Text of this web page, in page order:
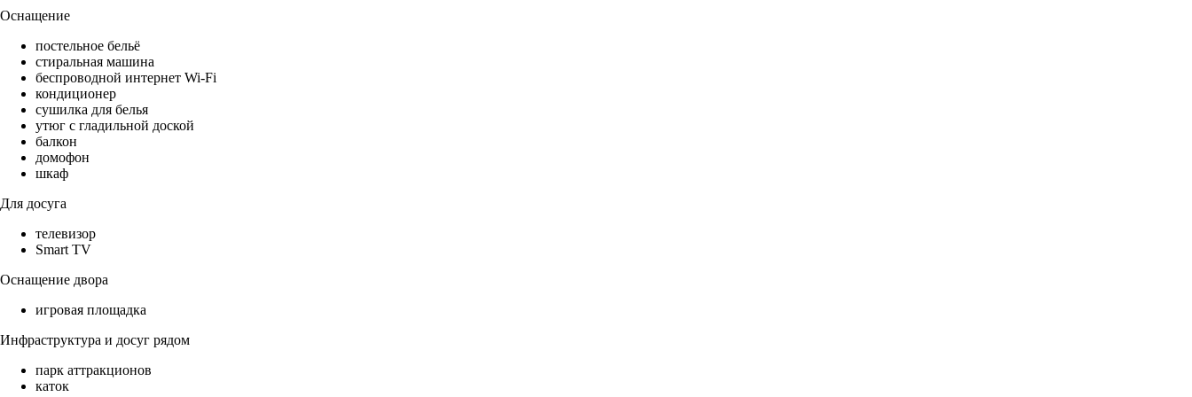
Оснащение
постельное бельё
стиральная машина
беспроводной интернет Wi-Fi
кондиционер
сушилка для белья
утюг с гладильной доской
балкон
домофон
шкаф
Для досуга
телевизор
Smart TV
Оснащение двора
игровая площадка
Инфраструктура и досуг рядом
парк аттракционов
каток